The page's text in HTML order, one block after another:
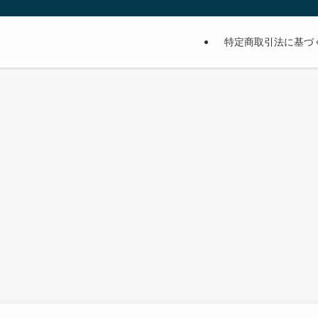
特定商取引法に基づ